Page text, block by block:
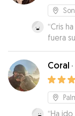
bueno
grande
más
con
“Cris
fuera
Gracias
Coral ·
“Ha ido